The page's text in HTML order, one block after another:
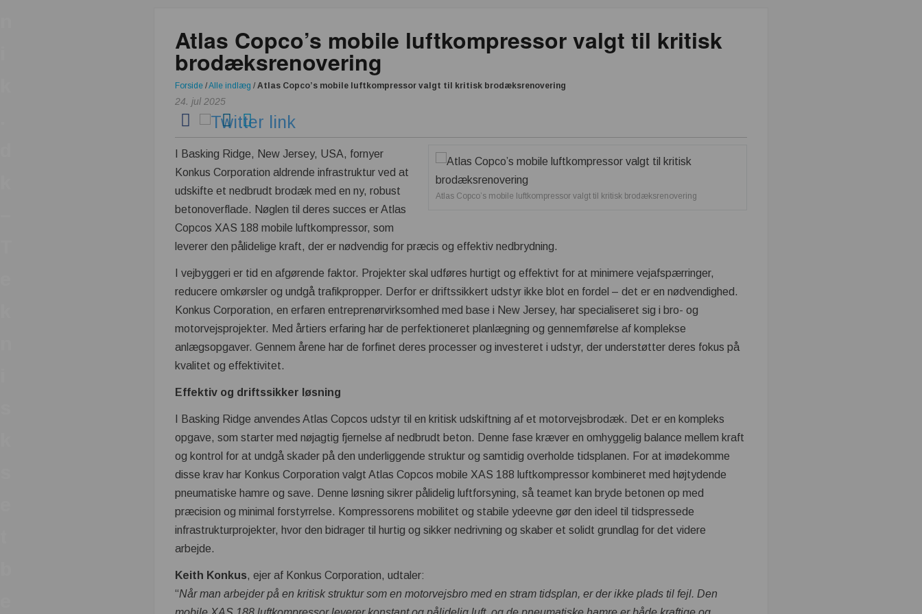
Atlas Copco’s mobile luftkompressor valgt til kritisk
brodæksrenovering
Forside /Alle indlæg /Atlas Copco’s mobile luftkompressor valgt til kritisk brodæksrenovering
24. jul 2025
Atlas Copco’s mobile luftkompressor valgt til kritisk brodæksrenovering
I Basking Ridge, New Jersey, USA, fornyer
Konkus Corporation aldrende infrastruktur ved at
udskifte et nedbrudt brodæk med en ny, robust
betonoverflade. Nøglen til deres succes er Atlas
Copcos XAS 188 mobile luftkompressor, som
leverer den pålidelige kraft, der er nødvendig for præcis og effektiv nedbrydning.
I vejbyggeri er tid en afgørende faktor. Projekter skal udføres hurtigt og effektivt for at minimere vejafspærringer,
reducere omkørsler og undgå trafikpropper. Derfor er driftssikkert udstyr ikke blot en fordel – det er en nødvendighed.
Konkus Corporation, en erfaren entreprenørvirksomhed med base i New Jersey, har specialiseret sig i bro- og
motorvejsprojekter. Med årtiers erfaring har de perfektioneret planlægning og gennemførelse af komplekse
anlægsopgaver. Gennem årene har de forfinet deres processer og investeret i udstyr, der understøtter deres fokus på
kvalitet og effektivitet.
Effektiv og driftssikker løsning
I Basking Ridge anvendes Atlas Copcos udstyr til en kritisk udskiftning af et motorvejsbrodæk. Det er en kompleks
opgave, som starter med nøjagtig fjernelse af nedbrudt beton. Denne fase kræver en omhyggelig balance mellem kraft
og kontrol for at undgå skader på den underliggende struktur og samtidig overholde tidsplanen. For at imødekomme
disse krav har Konkus Corporation valgt Atlas Copcos mobile XAS 188 luftkompressor kombineret med højtydende
pneumatiske hamre og save. Denne løsning sikrer pålidelig luftforsyning, så teamet kan bryde betonen op med
præcision og minimal forstyrrelse. Kompressorens mobilitet og stabile ydeevne gør den ideel til tidspressede
infrastrukturprojekter, hvor den bidrager til hurtig og sikker nedrivning og skaber et solidt grundlag for det videre
arbejde.
Keith Konkus, ejer af Konkus Corporation, udtaler:
“Når man arbejder på en kritisk struktur som en motorvejsbro med en stram tidsplan, er der ikke plads til fejl. Den